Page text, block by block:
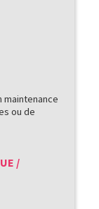
maintenance
ou de
/